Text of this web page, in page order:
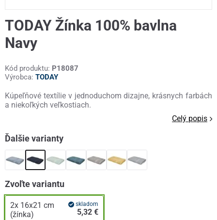
TODAY Žínka 100% bavlna
Navy
Kód produktu: P18087
Výrobca: TODAY
Kúpeľňové textílie v jednoduchom dizajne, krásnych farbách
a niekoľkých veľkostiach.
Celý popis
Ďalšie varianty
Zvoľte variantu
2x 16x21 cm
(žínka)
skladom
5,32 €